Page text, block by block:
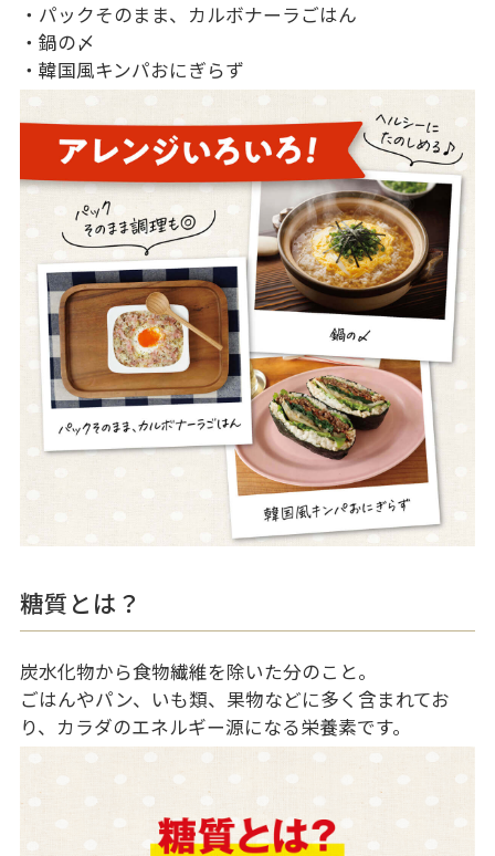
・パックそのまま、カルボナーラごはん
・鍋の〆
・韓国風キンパおにぎらず
糖質とは？
炭水化物から食物繊維を除いた分のこと。
ごはんやパン、いも類、果物などに多く含まれてお
り、カラダのエネルギー源になる栄養素です。